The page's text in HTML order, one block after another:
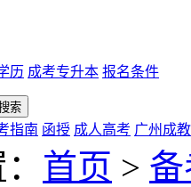
历 成考专升本 报名条件
指南 函授 成人高考 广州成教
首页 >